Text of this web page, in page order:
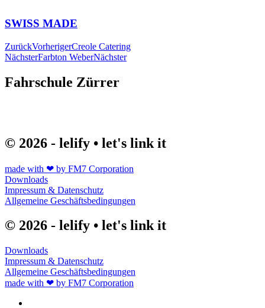
SWISS MADE
ZurückVorherigerCreole Catering
NächsterFarbton WeberNächster
Fahrschule Zürrer
© 2026 - lelify • let's link it
made with ❤ by FM7 Corporation
Downloads
Impressum & Datenschutz
Allgemeine Geschäftsbedingungen
© 2026 - lelify • let's link it
Downloads
Impressum & Datenschutz
Allgemeine Geschäftsbedingungen
made with ❤ by FM7 Corporation